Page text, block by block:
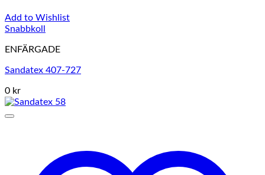
Add to Wishlist
Snabbkoll
ENFÄRGADE
Sandatex 407-727
0 kr